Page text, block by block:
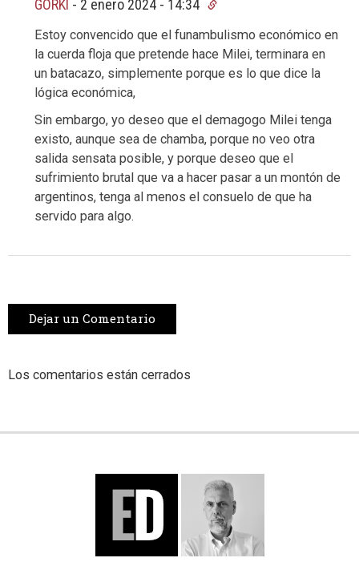
GORKI - 2 enero 2024 - 14:34
Estoy convencido que el funambulismo económico en
la cuerda floja que pretende hace Milei, terminara en
un batacazo, simplemente porque es lo que dice la
lógica económica,
Sin embargo, yo deseo que el demagogo Milei tenga
existo, aunque sea de chamba, porque no veo otra
salida sensata posible, y porque deseo que el
sufrimiento brutal que va a hacer pasar a un montón de
argentinos, tenga al menos el consuelo de que ha
servido para algo.
Dejar un Comentario
Los comentarios están cerrados